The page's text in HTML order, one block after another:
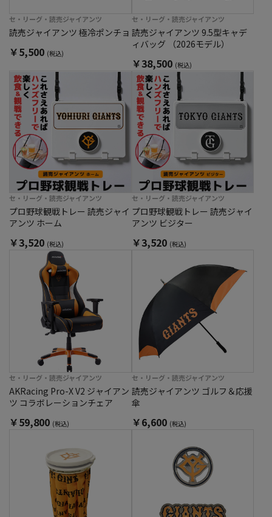
セ・リーグ・読売ジャイアンツ
読売ジャイアンツ 極冷ポンチョ
￥5,500 (税込)
セ・リーグ・読売ジャイアンツ
読売ジャイアンツ 9.5型キャデ
ィバッグ （2026モデル）
￥38,500 (税込)
セ・リーグ・読売ジャイアンツ
プロ野球観戦トレー 読売ジャイ
アンツ ホーム
￥3,520 (税込)
セ・リーグ・読売ジャイアンツ
プロ野球観戦トレー 読売ジャイ
アンツ ビジター
￥3,520 (税込)
セ・リーグ・読売ジャイアンツ
AKRacing Pro-X V2 ジャイアン
ツ コラボレーションチェア
￥59,800 (税込)
セ・リーグ・読売ジャイアンツ
読売ジャイアンツ ゴルフ＆応援
傘
￥6,600 (税込)